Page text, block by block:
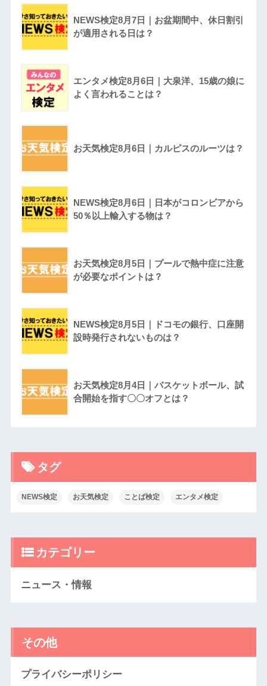
NEWS検定8月7日｜お盆期間中、休日割引
が適用される日は？
エンタメ検定8月6日｜大泉洋、15歳の娘に
よく言われることは？
お天気検定8月6日｜カルピスのルーツは？
NEWS検定8月6日｜日本がコロンビアから
50％以上輸入する物は？
お天気検定8月5日｜プールで熱中症に注意
が必要なポイントは？
NEWS検定8月5日｜ドコモの銀行、口座開
設時発行されないものは？
お天気検定8月4日｜バスケットボール、試
合開始を指す〇〇オフとは？
タグ
NEWS検定 お天気検定 ことば検定 エンタメ検定
カテゴリー
ニュース・情報
その他
プライバシーポリシー